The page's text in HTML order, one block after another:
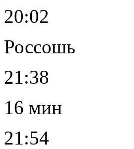
20:02
Россошь
21:38
16 мин
21:54